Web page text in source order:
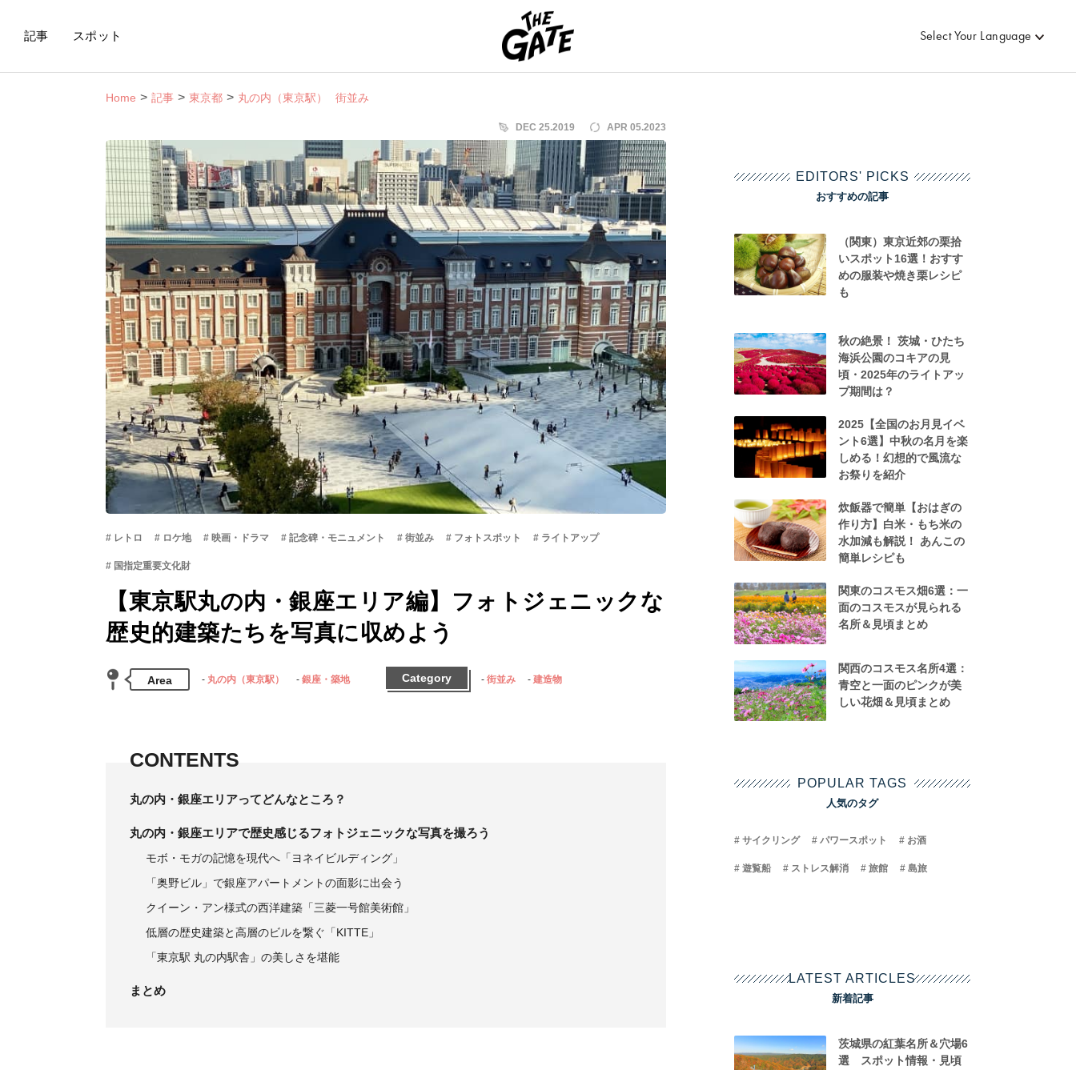
記事 スポット Select Your Language
Home 記事 東京都 丸の内（東京駅） 街並み
DEC 25.2019 APR 05.2023
レトロ ロケ地 映画・ドラマ 記念碑・モニュメント 街並み フォトスポット ライトアップ
国指定重要文化財
【東京駅丸の内・銀座エリア編】フォトジェニックな
歴史的建築たちを写真に収めよう
Area 丸の内（東京駅） 銀座・築地 Category 街並み 建造物
CONTENTS
丸の内・銀座エリアってどんなところ？
丸の内・銀座エリアで歴史感じるフォトジェニックな写真を撮ろう
モボ・モガの記憶を現代へ「ヨネイビルディング」
「奥野ビル」で銀座アパートメントの面影に出会う
クイーン・アン様式の西洋建築「三菱一号館美術館」
低層の歴史建築と高層のビルを繋ぐ「KITTE」
「東京駅 丸の内駅舎」の美しさを堪能
まとめ
EDITORS' PICKS
おすすめの記事
（関東）東京近郊の栗拾
いスポット16選！おすす
めの服装や焼き栗レシピ
も
秋の絶景！ 茨城・ひたち
海浜公園のコキアの見
頃・2025年のライトアッ
プ期間は？
2025【全国のお月見イベ
ント6選】中秋の名月を楽
しめる！幻想的で風流な
お祭りを紹介
炊飯器で簡単【おはぎの
作り方】白米・もち米の
水加減も解説！ あんこの
簡単レシピも
関東のコスモス畑6選：一
面のコスモスが見られる
名所＆見頃まとめ
関西のコスモス名所4選：
青空と一面のピンクが美
しい花畑＆見頃まとめ
POPULAR TAGS
人気のタグ
サイクリング パワースポット お酒
遊覧船 ストレス解消 旅館 島旅
LATEST ARTICLES
新着記事
茨城県の紅葉名所＆穴場6
選 スポット情報・見頃